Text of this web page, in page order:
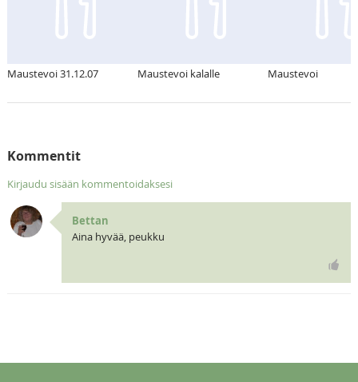
Maustevoi 31.12.07 Maustevoi kalalle Maustevoi
Kommentit
Kirjaudu sisään kommentoidaksesi
Bettan
Aina hyvää, peukku